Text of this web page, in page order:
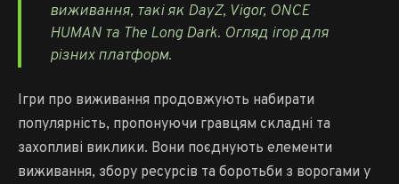
виживання, такі як DayZ, Vigor, ONCE
HUMAN та The Long Dark. Огляд ігор для
різних платформ.
Ігри про виживання продовжують набирати
популярність, пропонуючи гравцям складні та
захопливі виклики. Вони поєднують елементи
виживання, збору ресурсів та боротьби з ворогами у